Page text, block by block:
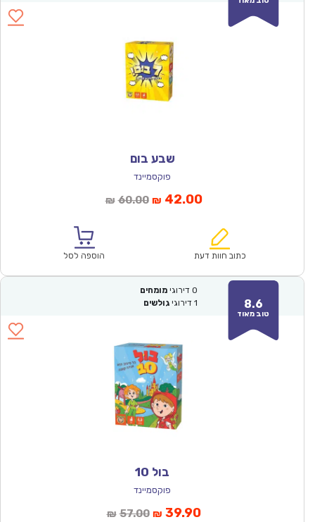
שבע בום
פוקסמיינד
₪ 60.00המחיר
₪60.00.
₪ 42.00המחיר
הוא:
כתוב חוות דעת הוספה לסל
8.6
טוב מאוד
0 דירוגי מומחים
1 דירוגי גולשים
בול 10
פוקסמיינד
₪ 57.00המחיר
₪ 39.90המחיר